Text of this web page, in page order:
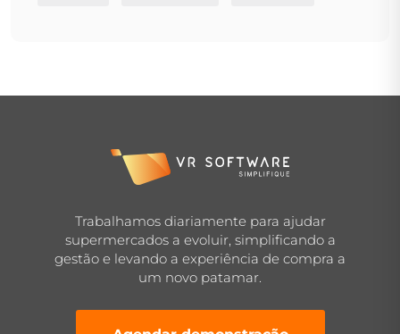
Trabalhamos diariamente para ajudar
supermercados a evoluir, simplificando a
gestão e levando a experiência de compra a
um novo patamar.